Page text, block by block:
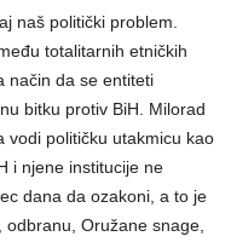
naš politički problem.
totalitarnih etničkih
način da se entiteti
bitku protiv BiH. Milorad
vodi političku utakmicu kao
i njene institucije ne
dana da ozakoni, a to je
Oružane snage,